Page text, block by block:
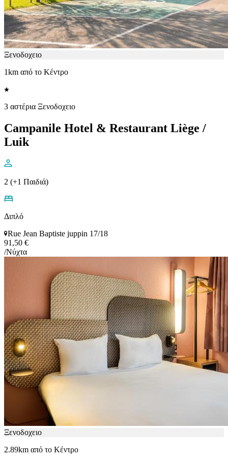
Ξενοδοχειο
1km από το Κέντρο
3 αστέρια Ξενοδοχειο
Campanile Hotel & Restaurant Liège /
Luik
2 (+1 Παιδιά)
Διπλό
Rue Jean Baptiste juppin 17/18
91,50 €
/Νύχτα
Ξενοδοχειο
2.89km από το Κέντρο